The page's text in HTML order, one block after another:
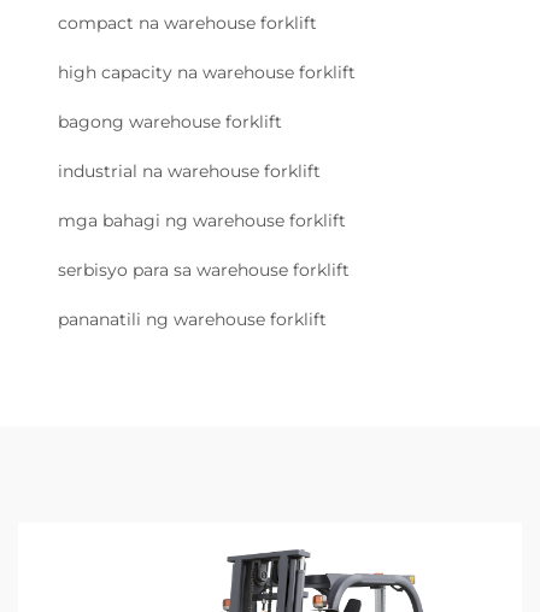
compact na warehouse forklift
high capacity na warehouse forklift
bagong warehouse forklift
industrial na warehouse forklift
mga bahagi ng warehouse forklift
serbisyo para sa warehouse forklift
pananatili ng warehouse forklift